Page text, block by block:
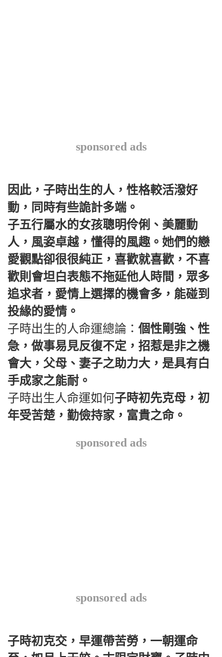
sponsored ads
因此，子時出生的人，性格較活潑好
動，同時有些詭計多端。
子五行屬水的女孩聰明伶俐、美麗動
人，風姿卓越，懂得的風趣。她們的戀
愛觀點卻很很純正，喜歡就喜歡，不喜
歡則會坦白表態不拖延他人時間，眾多
追求者，愛情上選擇的機會多，能碰到
投緣的愛情。
子時出生的人命運總論： 個性剛強、性
急，做事易見反復不定，招惹是非之機
會大，父母、妻子之助力大，是具有白
手成家之能耐。
子時出生人命運如何子時初先克母，初
年受苦楚，勤儉持家，富貴之命。
sponsored ads
sponsored ads
子時初克交，早運帶苦勞，一朝運命